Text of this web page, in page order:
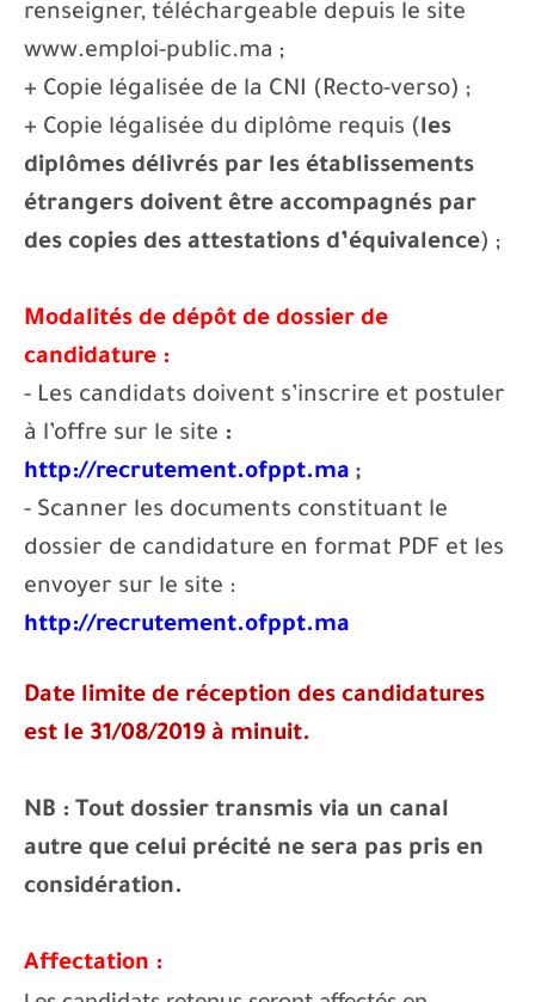
renseigner, téléchargeable depuis le site
www.emploi-public.ma ;
+ Copie légalisée de la CNI (Recto-verso) ;
+ Copie légalisée du diplôme requis (les
diplômes délivrés par les établissements
étrangers doivent être accompagnés par
des copies des attestations d’équivalence) ;
Modalités de dépôt de dossier de
candidature :
- Les candidats doivent s’inscrire et postuler
à l’offre sur le site :
http://recrutement.ofppt.ma ;
- Scanner les documents constituant le
dossier de candidature en format PDF et les
envoyer sur le site :
http://recrutement.ofppt.ma
Date limite de réception des candidatures
est le 31/08/2019 à minuit.
NB : Tout dossier transmis via un canal
autre que celui précité ne sera pas pris en
considération.
Affectation :